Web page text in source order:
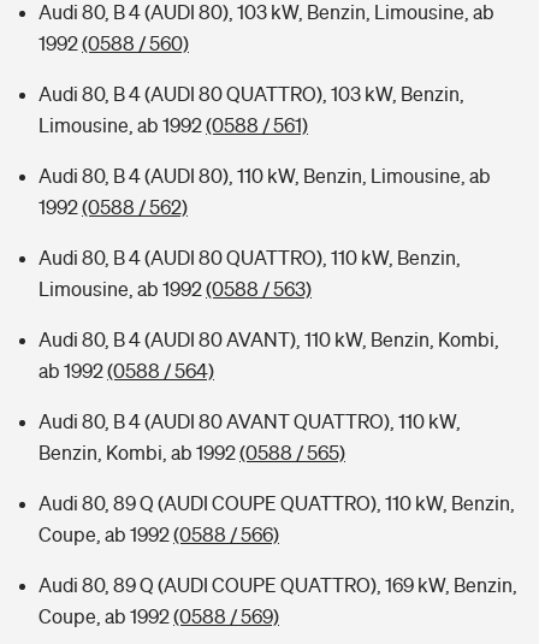
Audi 80, B 4 (AUDI 80), 103 kW, Benzin, Limousine, ab
1992(0588 / 560)
Audi 80, B 4 (AUDI 80 QUATTRO), 103 kW, Benzin,
Limousine, ab 1992(0588 / 561)
Audi 80, B 4 (AUDI 80), 110 kW, Benzin, Limousine, ab
1992(0588 / 562)
Audi 80, B 4 (AUDI 80 QUATTRO), 110 kW, Benzin,
Limousine, ab 1992(0588 / 563)
Audi 80, B 4 (AUDI 80 AVANT), 110 kW, Benzin, Kombi,
ab 1992(0588 / 564)
Audi 80, B 4 (AUDI 80 AVANT QUATTRO), 110 kW,
Benzin, Kombi, ab 1992(0588 / 565)
Audi 80, 89 Q (AUDI COUPE QUATTRO), 110 kW, Benzin,
Coupe, ab 1992(0588 / 566)
Audi 80, 89 Q (AUDI COUPE QUATTRO), 169 kW, Benzin,
Coupe, ab 1992(0588 / 569)